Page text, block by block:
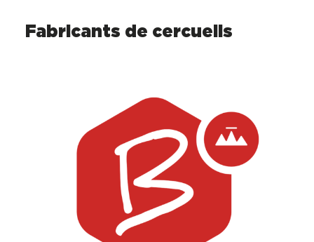
Fabricants de cercueils